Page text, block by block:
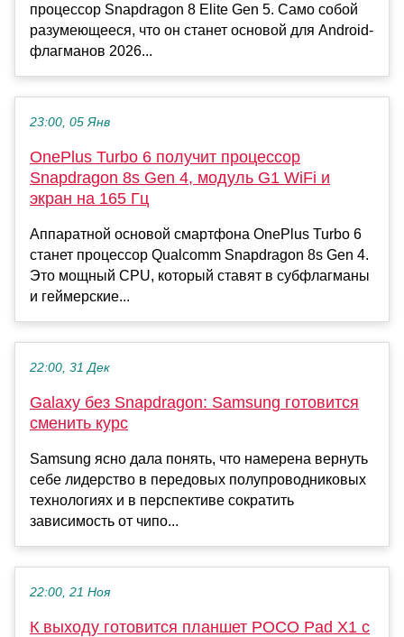
процессор Snapdragon 8 Elite Gen 5. Само собой
разумеющееся, что он станет основой для Android-
флагманов 2026...
23:00, 05 Янв
OnePlus Turbo 6 получит процессор
Snapdragon 8s Gen 4, модуль G1 WiFi и
экран на 165 Гц
Аппаратной основой смартфона OnePlus Turbo 6
станет процессор Qualcomm Snapdragon 8s Gen 4.
Это мощный CPU, который ставят в субфлагманы
и геймерские...
22:00, 31 Дек
Galaxy без Snapdragon: Samsung готовится
сменить курс
Samsung ясно дала понять, что намерена вернуть
себе лидерство в передовых полупроводниковых
технологиях и в перспективе сократить
зависимость от чипо...
22:00, 21 Ноя
К выходу готовится планшет POCO Pad X1 с